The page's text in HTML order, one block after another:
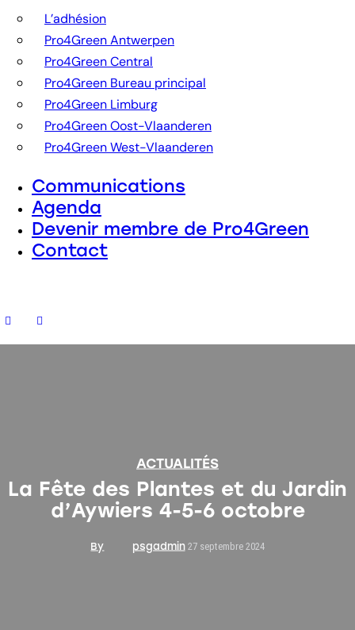
L’adhésion
Pro4Green Antwerpen
Pro4Green Central
Pro4Green Bureau principal
Pro4Green Limburg
Pro4Green Oost-Vlaanderen
Pro4Green West-Vlaanderen
Communications
Agenda
Devenir membre de Pro4Green
Contact
ACTUALITÉS
La Fête des Plantes et du Jardin
d’Aywiers 4-5-6 octobre
By psgadmin 27 septembre 2024